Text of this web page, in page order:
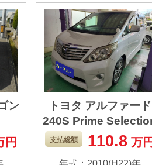
ン
円
トヨタ アルファード
240S Prime
支払総額 110.8 万